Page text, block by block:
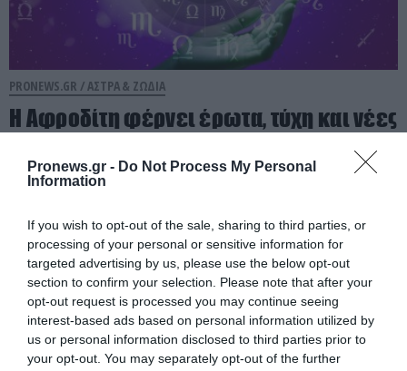
Pronews.gr - Do Not Process My Personal
Information
If you wish to opt-out of the sale, sharing to third parties, or
processing of your personal or sensitive information for
targeted advertising by us, please use the below opt-out
section to confirm your selection. Please note that after your
opt-out request is processed you may continue seeing
interest-based ads based on personal information utilized by
us or personal information disclosed to third parties prior to
your opt-out. You may separately opt-out of the further
PRONEWS.GR /ΑΣΤΡΑ & ΖΩΔΙΑ
Η Αφροδίτη φέρνει έρωτα, τύχη και νέες
ευκαιρίες: Τα 2 ζώδια που ευνοούνται το
Σαββατοκύριακο 8 και 9 Αυγούστου